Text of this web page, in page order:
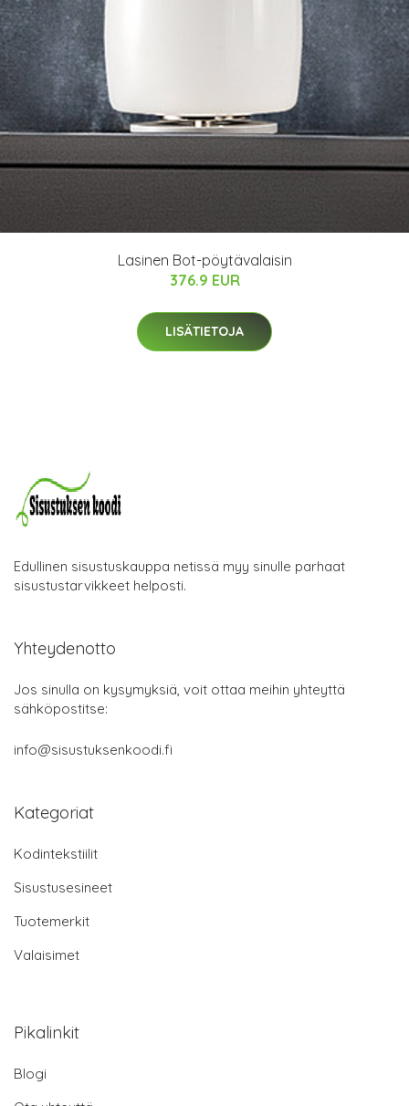
Lasinen Bot-pöytävalaisin
376.9 EUR
LISÄTIETOJA
Edullinen sisustuskauppa netissä myy sinulle parhaat
sisustustarvikkeet helposti.
Yhteydenotto
Jos sinulla on kysymyksiä, voit ottaa meihin yhteyttä
sähköpostitse:
info@sisustuksenkoodi.fi
Kategoriat
Kodintekstiilit
Sisustusesineet
Tuotemerkit
Valaisimet
Pikalinkit
Blogi